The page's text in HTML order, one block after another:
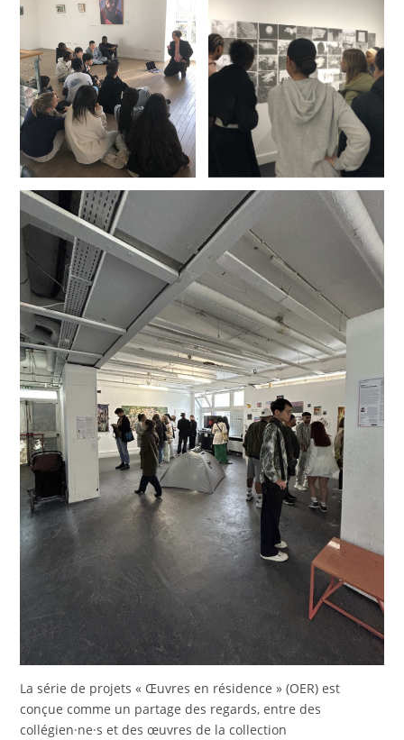
La série de projets « Œuvres en résidence » (OER) est
conçue comme un partage des regards, entre des
collégien·ne·s et des œuvres de la collection